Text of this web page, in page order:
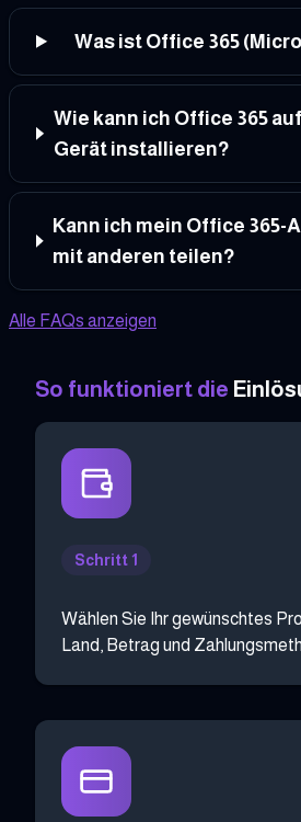
Was ist Office 365
Wie kann ich Office 365
Gerät installieren?
Kann ich mein Office 365-
mit anderen teilen?
Alle FAQs anzeigen
So funktioniert die
Schritt 1
Wählen Sie Ihr gewünschtes
Land, Betrag und